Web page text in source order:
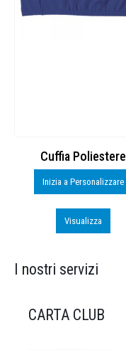
Cuffia Poliestere
Inizia a Personalizzare
Visualizza
I nostri servizi
CARTA CLUB